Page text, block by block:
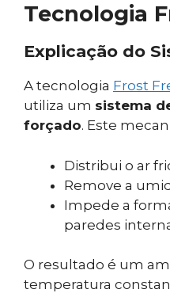
Tecnologia
Explicação do
A tecnologia Frost
utiliza um sistema
forçado. Este
Distribui o ar
Remove a
Impede a
paredes
O resultado é um
temperatura